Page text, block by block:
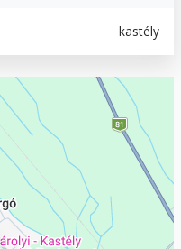
kastély